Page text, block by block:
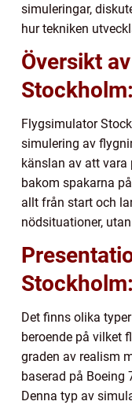
simuleringar,
hur tekniken
Översikt
Stockholm:
Flygsimulator
simulering av
känslan av att
bakom spakarna
allt från start och
nödsituationer,
Stockholm:
Det finns olika
beroende på vilket
graden av realism
baserad på Boeing
Denna typ av